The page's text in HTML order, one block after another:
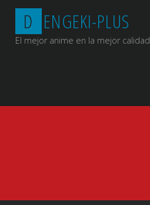
Saltar
contenido
D ENGEKI-PLUS
El mejor anime en la mejor calidad